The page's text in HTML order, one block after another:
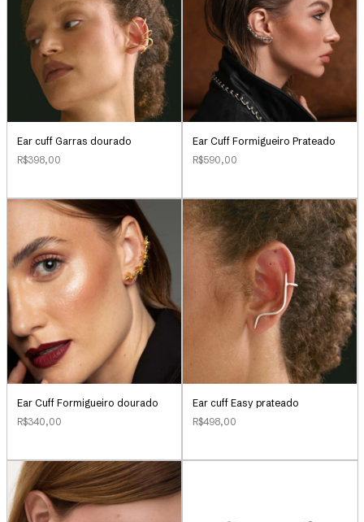
Ear cuff Garras dourado
R$398,00
Ear Cuff Formigueiro Prateado
R$590,00
Ear Cuff Formigueiro dourado
R$340,00
Ear cuff Easy prateado
R$498,00